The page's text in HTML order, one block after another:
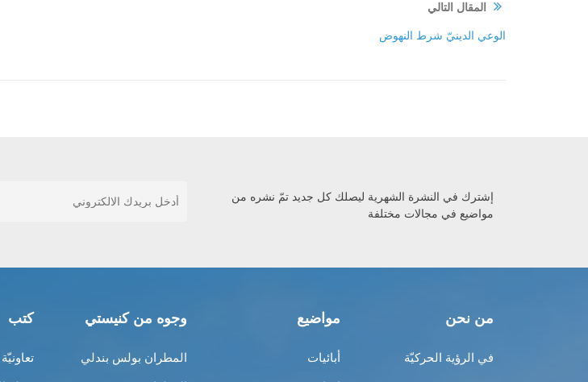
المقال التالي
الوعي الدينيّ شرط النهوض
إشترك في النشرة الشهرية ليصلك كل جديد تمّ نشره من
مواضيع في مجالات مختلفة
من نحن
في الرؤية الحركيّة
مواضيع
أبائيات
وجوه من كنيستي
المطران بولس بندلي
كتب
تعاونيّة